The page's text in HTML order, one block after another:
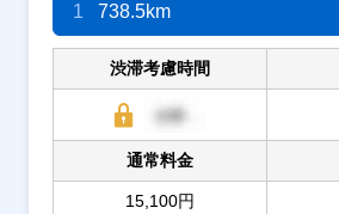
1 738.5km
渋滞考慮時間
通常料金
15,100円